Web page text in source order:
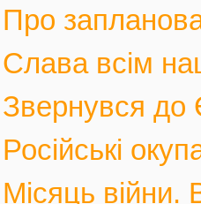
Про
Слава всім
Звернувся до
Російські
Місяць війни.